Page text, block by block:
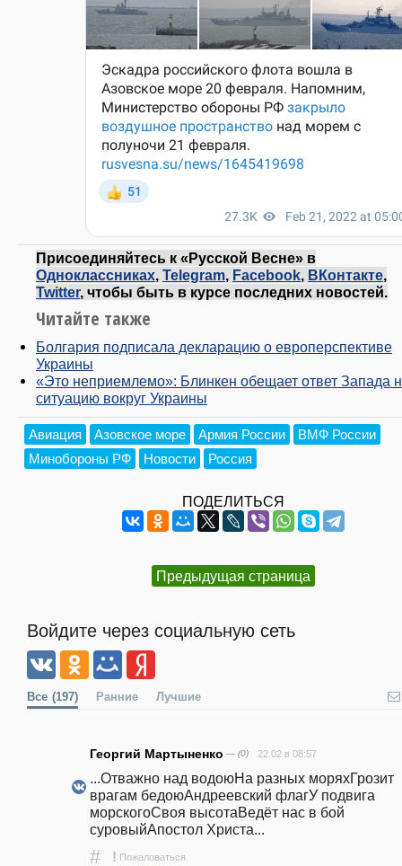
Присоединяйтесь к «Русской Весне» в
Одноклассниках Telegram Facebook ВКонтакте
Twitter, чтобы быть в курсе последних новостей.
Читайте также
Болгария подписала декларацию о европерспективе
Украины
«Это неприемлемо»: Блинкен обещает ответ Запада
ситуацию вокруг Украины
Авиация Азовское море Армия России
ВМФ России
Минобороны РФ
Новости Россия
ПОДЕЛИТЬСЯ
Предыдущая страница
Войдите через социальную сеть
Все (197) Ранние Лучшие
Георгий Мартыненко — (0) 22.02 в 08:57
...Отважно над водоюНа разных моряхГрозит
врагам бедоюАндреевский флагУ подвига
морскогоСвоя высотаВедёт нас в бой
суровыйАпостол Христа...
# ! Пожаловаться